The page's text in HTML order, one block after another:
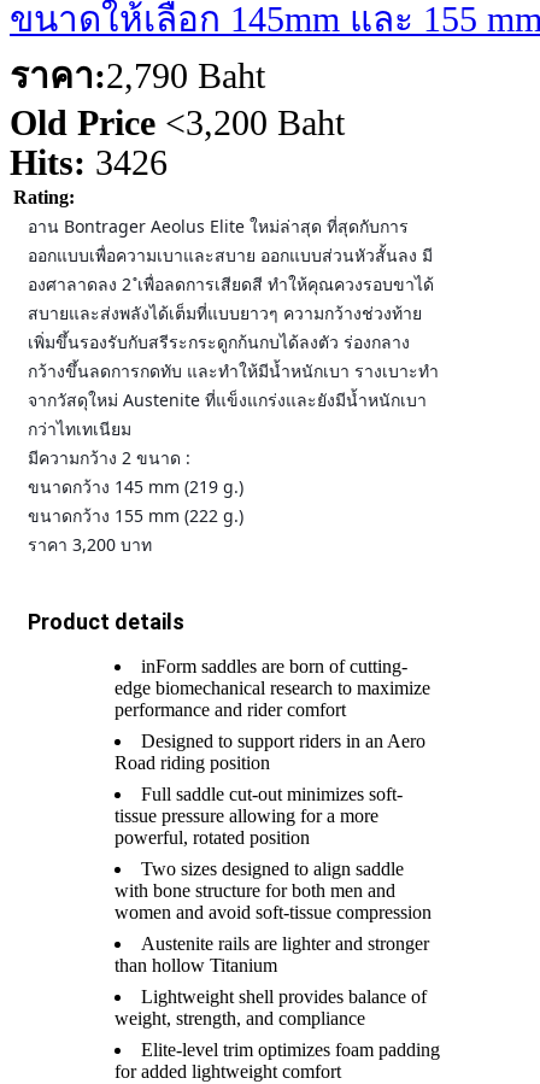
ราคา:2,790 Baht
Old Price <3,200 Baht
Hits: 3426
Rating:
อาน Bontrager Aeolus Elite ใหม่ล่าสุด ที่สุดกับการ
ออกแบบเพื่อความเบาและสบาย ออกแบบส่วนหัวสั้นลง มี
องศาลาดลง 2 ํเพื่อลดการเสียดสี ทำให้คุณควงรอบขาได้
สบายและส่งพลังได้เต็มที่แบบยาวๆ ความกว้างช่วงท้าย
เพิ่มขึ้นรองรับกับสรีระกระดูกก้นกบได้ลงตัว ร่องกลาง
กว้างขึ้นลดการกดทับ และทำให้มีน้ำหนักเบา รางเบาะทำ
จากวัสดุใหม่ Austenite ที่แข็งแกร่งและยังมีน้ำหนักเบา
กว่าไทเทเนียม
มีความกว้าง 2 ขนาด :
ขนาดกว้าง 145 mm (219 g.)
ขนาดกว้าง 155 mm (222 g.)
ราคา 3,200 บาท
Product details
inForm saddles are born of cutting-
edge biomechanical research to maximize
performance and rider comfort
Designed to support riders in an Aero
Road riding position
Full saddle cut-out minimizes soft-
tissue pressure allowing for a more
powerful, rotated position
Two sizes designed to align saddle
with bone structure for both men and
women and avoid soft-tissue compression
Austenite rails are lighter and stronger
than hollow Titanium
Lightweight shell provides balance of
weight, strength, and compliance
Elite-level trim optimizes foam padding
for added lightweight comfort